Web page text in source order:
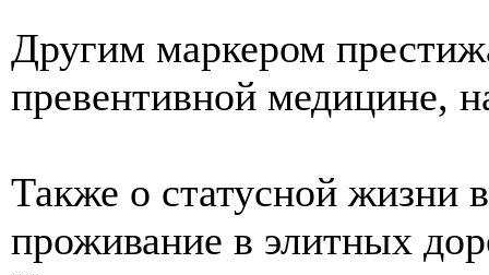
Другим маркером
превентивной медицине,
Также о статусной жизни
проживание в элитных